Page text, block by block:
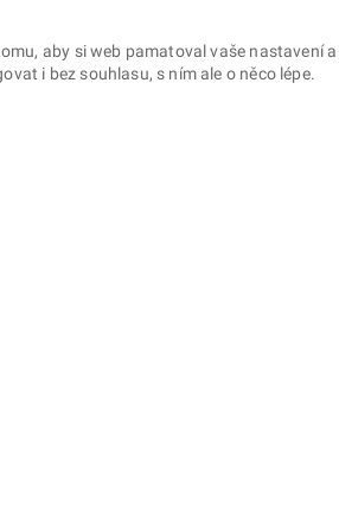
aby si web pamatoval vaše nastavení
i bez souhlasu, s ním ale o něco lépe.